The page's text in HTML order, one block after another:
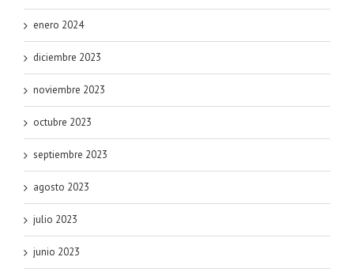
enero 2024
diciembre 2023
noviembre 2023
octubre 2023
septiembre 2023
agosto 2023
julio 2023
junio 2023